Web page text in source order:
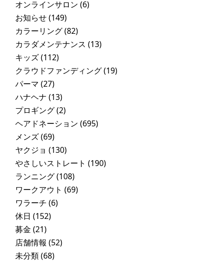
オンラインサロン (6)
お知らせ(149)
カラーリング(82)
カラダメンテナンス (13)
キッズ(112)
クラウドファンディング(19)
パーマ (27)
ハナヘナ (13)
プロギング(2)
ヘアドネーション (695)
メンズ(69)
ヤクジョ (130)
やさしいストレート (190)
ランニング(108)
ワークアウト (69)
ワラーチ (6)
休日 (152)
募金 (21)
店舗情報 (52)
未分類(68)